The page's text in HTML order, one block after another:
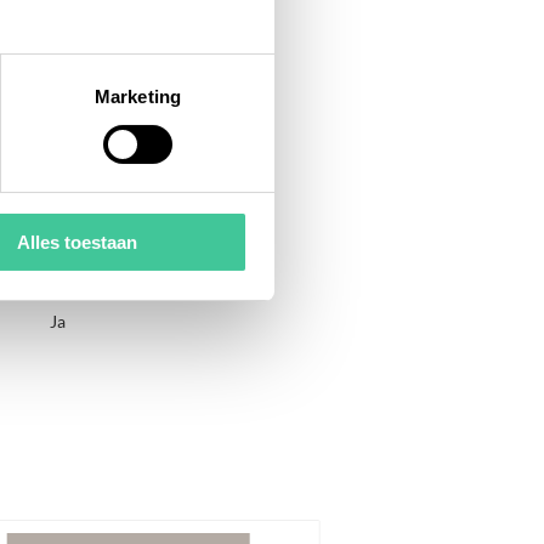
Marketing
Alles toestaan
-5°C tot -25°C
Dynamisch
230 V - 50 Hz
Ja